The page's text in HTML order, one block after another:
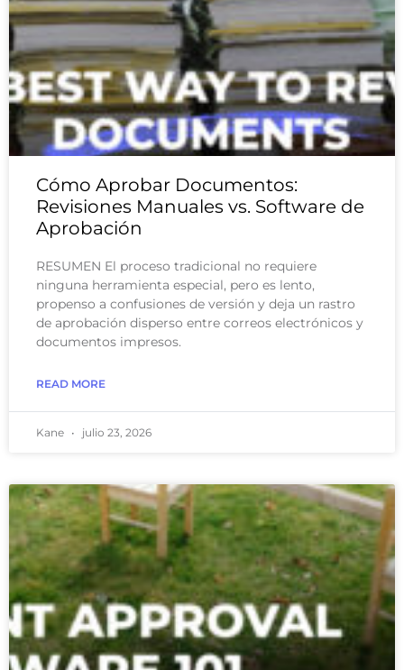
Cómo Aprobar Documentos:
Revisiones Manuales vs. Software de
Aprobación
RESUMEN El proceso tradicional no requiere
ninguna herramienta especial, pero es lento,
propenso a confusiones de versión y deja un rastro
de aprobación disperso entre correos electrónicos y
documentos impresos.
READ MORE
Kane julio 23, 2026